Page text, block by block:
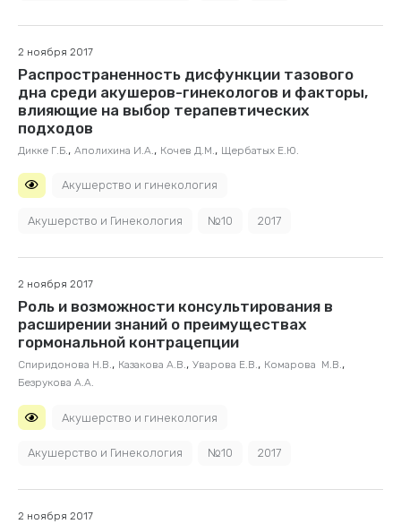
2 ноября 2017
Распространенность дисфункции тазового
дна среди акушеров-гинекологов и факторы,
влияющие на выбор терапевтических
подходов
Дикке Г.Б. , Аполихина И.А. , Кочев Д.М. , Щербатых Е.Ю.
Акушерство и гинекология
Акушерство и Гинекология №10 2017
2 ноября 2017
Роль и возможности консультирования в
расширении знаний о преимуществах
гормональной контрацепции
Спиридонова Н.В., Казакова А.В., Уварова Е.В., Комарова М.В.,
Безрукова А.А.
Акушерство и гинекология
Акушерство и Гинекология №10 2017
2 ноября 2017